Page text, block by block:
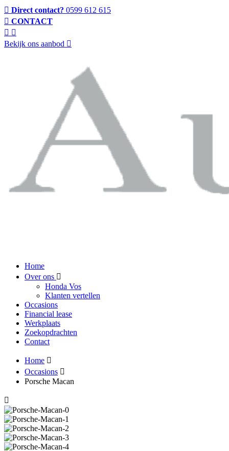
Direct contact? 0599 612 615
CONTACT
Bekijk ons aanbod
Home
Over ons
Honda Vos
Klanten vertellen
Occasions
Financial lease
Werkplaats
Zoekopdrachten
Contact
Home
Occasions
Porsche Macan